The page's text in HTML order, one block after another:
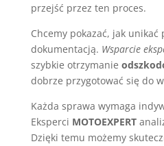
przejść przez ten proces.
Chcemy pokazać, jak unikać
dokumentacją. Wsparcie
szybkie otrzymanie
dobrze przygotować się do
Każda sprawa wymaga
Eksperci MOTOEXPERT
Dzięki temu możemy